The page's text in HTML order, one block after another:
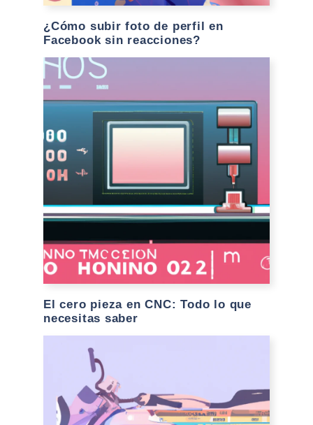
¿Cómo subir foto de perfil en
Facebook sin reacciones?
El cero pieza en CNC: Todo lo que
necesitas saber